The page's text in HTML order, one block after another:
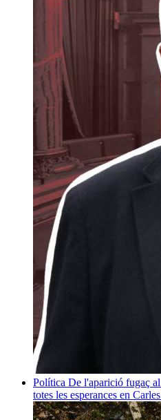
Política De l'aparició fugaç
totes les esperances en